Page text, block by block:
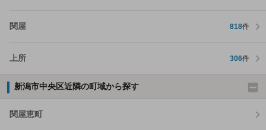
関屋 818件
上所 306件
新潟市中央区近隣の町域から探す
関屋恵町